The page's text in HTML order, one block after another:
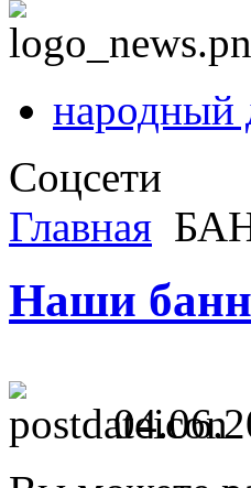
народный
Соцсети
Главная
Наши